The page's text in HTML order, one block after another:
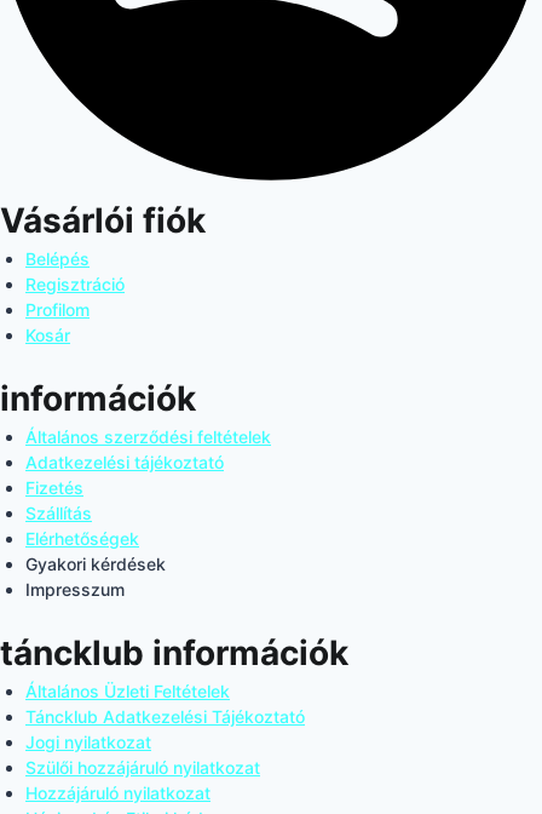
Vásárlói fiók
Belépés
Regisztráció
Profilom
Kosár
információk
Általános szerződési feltételek
Adatkezelési tájékoztató
Fizetés
Szállítás
Elérhetőségek
Gyakori kérdések
Impresszum
táncklub információk
Általános Üzleti Feltételek
Táncklub Adatkezelési Tájékoztató
Jogi nyilatkozat
Szülői hozzájáruló nyilatkozat
Hozzájáruló nyilatkozat